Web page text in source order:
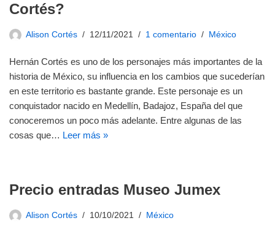
Cortés?
Alison Cortés 12/11/2021 1 comentario México
Hernán Cortés es uno de los personajes más importantes de la
historia de México, su influencia en los cambios que sucederían
en este territorio es bastante grande. Este personaje es un
conquistador nacido en Medellín, Badajoz, España del que
conoceremos un poco más adelante. Entre algunas de las
cosas que… Leer más »
Precio entradas Museo Jumex
Alison Cortés 10/10/2021 México